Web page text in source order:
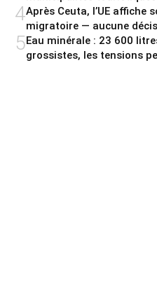
4Après Ceuta, l’UE affiche
migratoire — aucune
5Eau minérale : 23 600
grossistes, les tensions